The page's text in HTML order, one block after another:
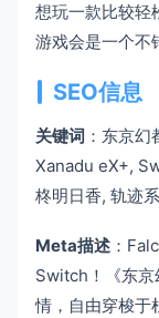
想玩一款比较轻
游戏会是一个不
SEO信息
关键词 ：东京
Xanadu eX+,
柊明日香, 轨迹
Meta描述 ：
Switch！《东京
情，自由穿梭于